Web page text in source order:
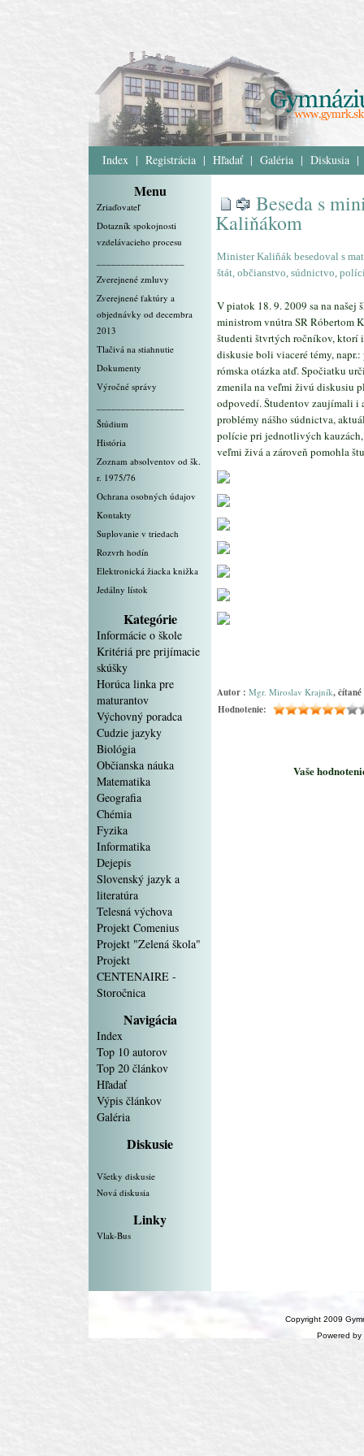
Index | Registrácia | Hľadať | Galéria | Diskusia |
Menu
Zriaďovateľ
Dotazník spokojnosti
vzdelávacieho procesu
Zverejnené zmluvy
Zverejnené faktúry a
objednávky od decembra
2013
Tlačivá na stiahnutie
Dokumenty
Výročné správy
Štúdium
História
Zoznam absolventov od šk.
r. 1975/76
Ochrana osobných údajov
Kontakty
Suplovanie v triedach
Rozvrh hodín
Elektronická žiacka knižka
Jedálny lístok
Kategórie
Informácie o škole
Kritériá pre prijímacie
skúšky
Horúca linka pre
maturantov
Výchovný poradca
Cudzie jazyky
Biológia
Občianska náuka
Matematika
Geografia
Chémia
Fyzika
Informatika
Dejepis
Slovenský jazyk a
literatúra
Telesná výchova
Projekt Comenius
Projekt "Zelená škola"
Projekt
CENTENAIRE -
Storočnica
Navigácia
Index
Top 10 autorov
Top 20 článkov
Hľadať
Výpis článkov
Galéria
Diskusie
Všetky diskusie
Nová diskusia
Linky
Vlak-Bus
Beseda s
Kaliňákom
Minister Kaliňák besedoval s
štát, občianstvo, súdnictvo,
V piatok 18. 9. 2009 sa na našej
ministrom vnútra SR Róbertom
študenti štvrtých ročníkov, ktorí
diskusie boli viaceré témy,
rómska otázka atď. Spočiatku
zmenila na veľmi živú diskusiu
odpovedí. Študentov zaujímali i
problémy nášho súdnictva,
polície pri jednotlivých kauzách,
veľmi živá a zároveň pomohla
Autor : Mgr. Miroslav Krajník, čítané
Hodnotenie:
Vaše
Copyright 2009
Powered by